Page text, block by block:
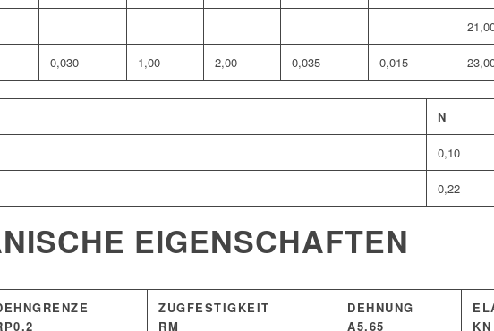
0,030 1,00 2,00 0,035 0,015
N
0,10
0,22
EIGENSCHAFTEN
ZUGFESTIGKEIT
RM
DEHNUNG
A5,65